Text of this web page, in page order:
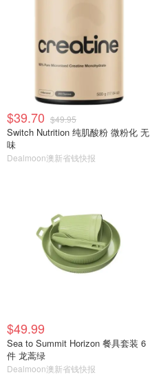
$39.70 $49.95
Switch Nutrition 纯肌酸粉 微粉化 无
味
Dealmoon澳新省钱快报
$49.99
Sea to Summit Horizon 餐具套装 6
件 龙蒿绿
Dealmoon澳新省钱快报